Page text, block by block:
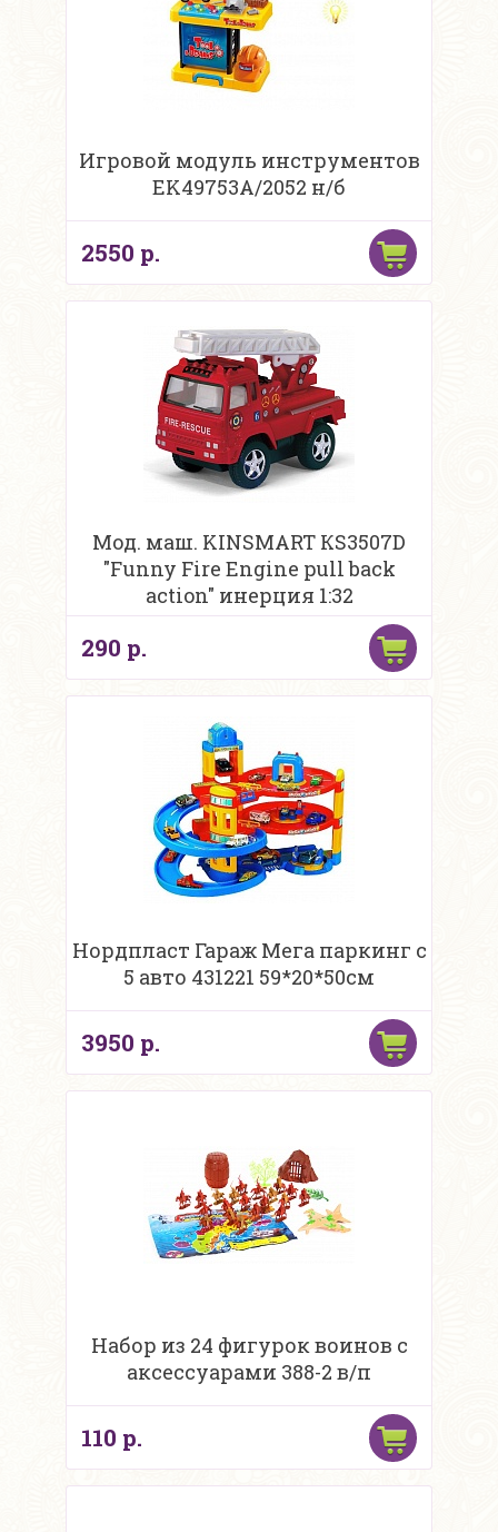
Игровой модуль инструментов
EK49753A/2052 н/б
2550 р.
Мод. маш. KINSMART КS3507D
"Funny Fire Engine pull back
action" инерция 1:32
290 р.
Нордпласт Гараж Мега паркинг с
5 авто 431221 59*20*50см
3950 р.
Набор из 24 фигурок воинов с
аксессуарами 388-2 в/п
110 р.